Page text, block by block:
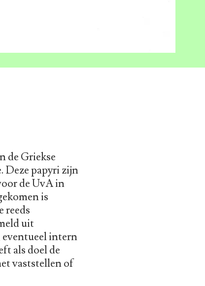
de Griekse
Deze papyri zijn
de UvA in
is
reeds
uit
eventueel intern
als doel de
vaststellen of